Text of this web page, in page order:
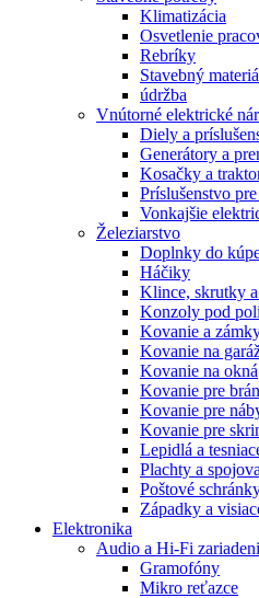
Klimatizácia
Osvetlenie
Rebríky
Stavebný
údržba
Vnútorné elektrické
Diely a
Generátory a
Kosačky a
Príslušenstvo
Vonkajšie
Železiarstvo
Doplnky do
Háčiky
Klince, skrutky
Konzoly pod
Kovanie a
Kovanie na
Kovanie na okná
Kovanie pre
Kovanie pre
Kovanie pre
Lepidlá a
Plachty a
Poštové
Západky a
Elektronika
Audio a Hi-Fi
Gramofóny
Mikro reťazce